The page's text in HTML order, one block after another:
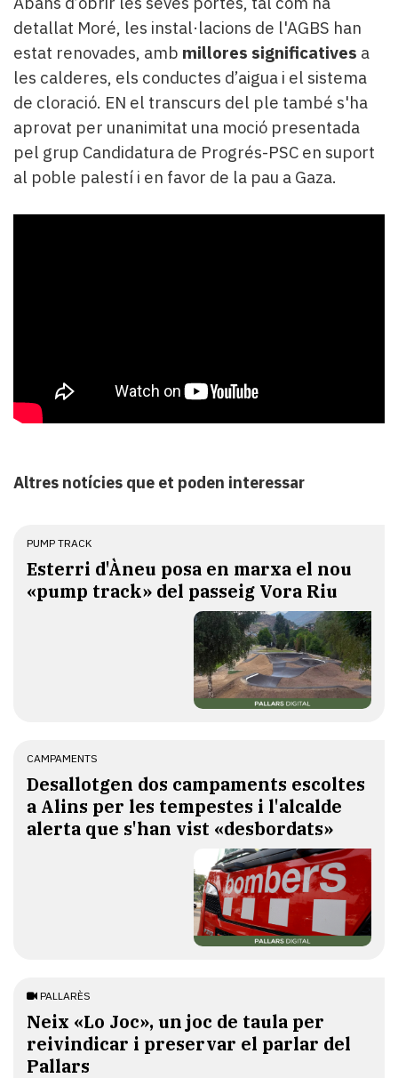
detallat Moré, les instal·lacions de l'AGBS han
estat renovades, amb millores significatives a
les calderes, els conductes d’aigua i el sistema
de cloració. EN el transcurs del ple també s'ha
aprovat per unanimitat una moció presentada
pel grup Candidatura de Progrés-PSC en suport
al poble palestí i en favor de la pau a Gaza.
Altres notícies que et poden interessar
PUMP TRACK
Esterri d'Àneu posa en marxa el nou
«pump track» del passeig Vora Riu
CAMPAMENTS
​Desallotgen dos campaments escoltes
a Alins per les tempestes i l'alcalde
alerta que s'han vist «desbordats»
PALLARÈS
​Neix «Lo Joc», un joc de taula per
reivindicar i preservar el parlar del
Pallars